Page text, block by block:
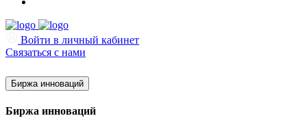
Войти в личный кабинет
Связаться с нами
Биржа инноваций
Биржа инноваций